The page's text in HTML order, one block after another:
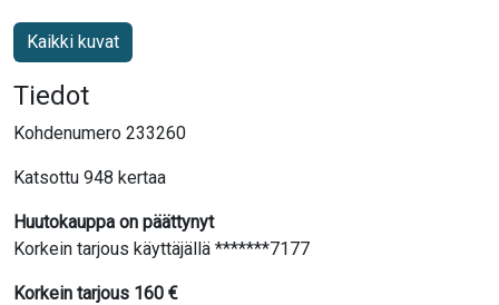
Kaikki kuvat
Tiedot
Kohdenumero 233260
Katsottu 948 kertaa
Huutokauppa on päättynyt
Korkein tarjous käyttäjällä *******7177
Korkein tarjous 160 €